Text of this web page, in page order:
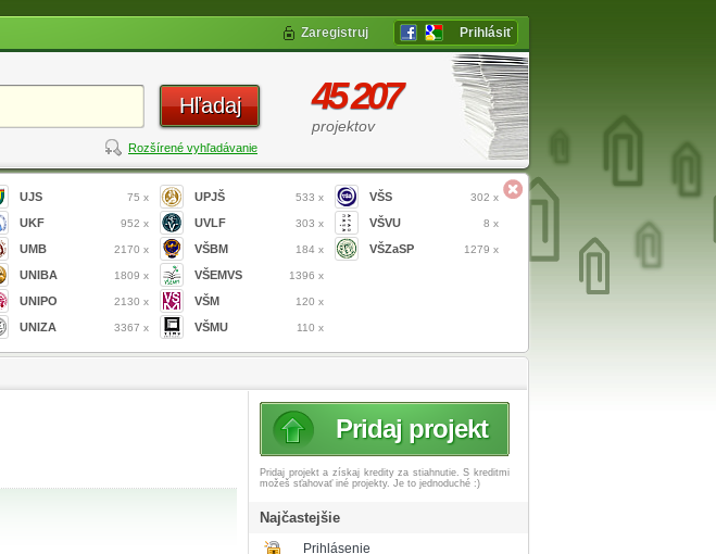
Zaregistruj Prihlásiť
Hľadaj
Rozšírené vyhľadávanie
45 207
projektov
UJS 75 x
UKF 952 x
UMB 2170 x
UNIBA 1809 x
UNIPO 2130 x
UNIZA 3367 x
UPJŠ 533 x
UVLF 303 x
VŠBM 184 x
VŠEMVS 1396 x
VŠM 120 x
VŠMU 110 x
VŠS 302 x
VŠVU 8 x
VŠZaSP 1279 x
Pridaj projekt
Pridaj projekt a získaj kredity za stiahnutie. S kreditmi
možeš sťahovať iné projekty. Je to jednoduché :)
Najčastejšie
Prihlásenie